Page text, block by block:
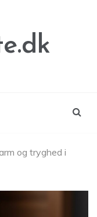
og tryghed i